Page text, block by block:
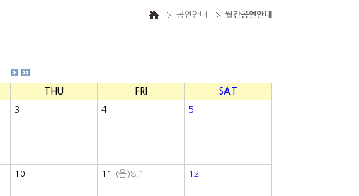
공연안내 월간공연안내
THU FRI
SAT
3 4 5
10 11 (음)8.1 12